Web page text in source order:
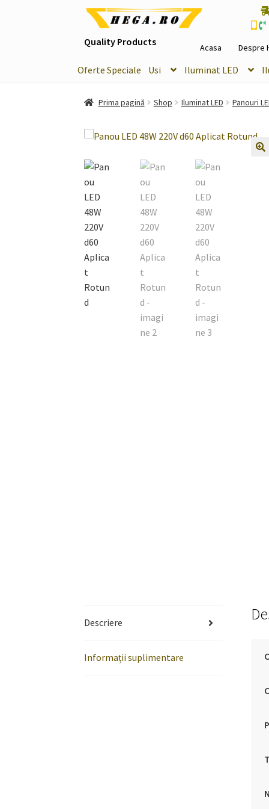
Sari
navigare
Sari
conținut
Quality Products Acasa Despre
Oferte Speciale Usi Iluminat LED
Prima pagină Shop Iluminat LED Panouri
Descriere
Informații suplimentare